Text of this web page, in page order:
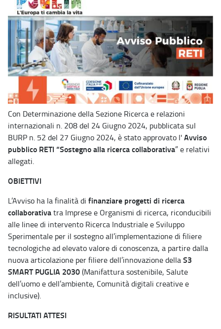
Con Determinazione della Sezione Ricerca e relazioni
internazionali n. 208 del 24 Giugno 2024, pubblicata sul
BURP n. 52 del 27 Giugno 2024, è stato approvato l'Avviso
pubblico RETI “Sostegno alla ricerca collaborativa” e relativi
allegati.
OBIETTIVI
L’Avviso ha la finalità di finanziare progetti di ricerca
collaborativatra Imprese e Organismi di ricerca, riconducibili
alle linee di intervento Ricerca Industriale e Sviluppo
Sperimentale per il sostegno all’implementazione di filiere
tecnologiche ad elevato valore di conoscenza, a partire dalla
nuova articolazione per filiere dell’innovazione dellaS3
SMART PUGLIA 2030(Manifattura sostenibile, Salute
dell’uomo e dell’ambiente, Comunità digitali creative e
inclusive).
RISULTATI ATTESI